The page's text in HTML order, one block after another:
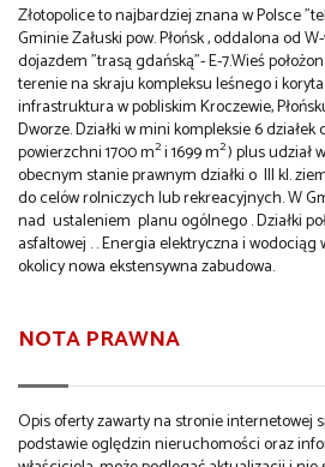
Złotopolice to najbardziej znana w Polsce
Gminie Załuski pow. Płońsk , oddalona od
dojazdem "trasą gdańską"- E-7.Wieś
terenie na skraju kompleksu leśnego i
infrastruktura w pobliskim Kroczewie,
Dworze. Działki w mini kompleksie 6
powierzchni 1700 m2i 1699 m2) plus udział
obecnym stanie prawnym działki o III kl.
do celów rolniczych lub rekreacyjnych. W
nad ustaleniem planu ogólnego . Działki
asfaltowej . . Energia elektryczna i
okolicy nowa ekstensywna zabudowa.
NOTA PRAWNA
Opis oferty zawarty na stronie internetowej
podstawie oględzin nieruchomości oraz